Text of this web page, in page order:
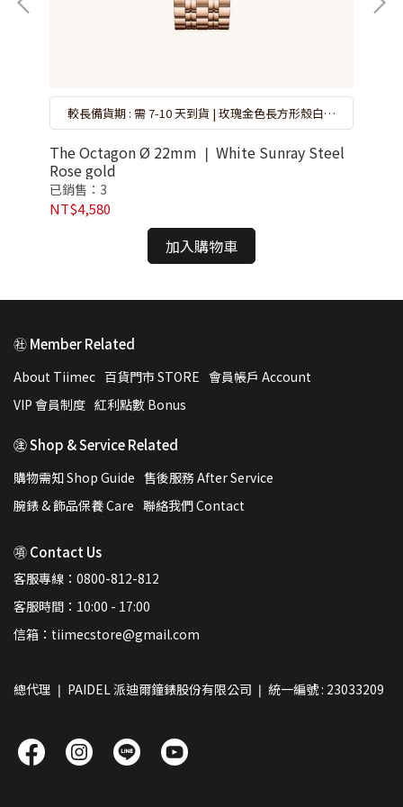
較長備貨期 : 需 7-10 天到貨 | 玫瑰金色長方形殼白面
玫瑰金色鐵帶腕錶
The Octagon Ø 22mm ❘ White Sunray Steel
Rose gold
已銷售：3
NT$4,580
加入購物車
㊓ Member Related
About Tiimec 百貨門市 STORE 會員帳戶 Account
VIP 會員制度 紅利點數 Bonus
㊟ Shop & Service Related
購物需知 Shop Guide 售後服務 After Service
腕錶 & 飾品保養 Care 聯絡我們 Contact
㊠ Contact Us
客服專線：0800-812-812
客服時間：10:00 - 17:00
信箱：tiimecstore@gmail.com
總代理 ❘ PAIDEL 派迪爾鐘錶股份有限公司 ❘ 統一編號 : 23033209